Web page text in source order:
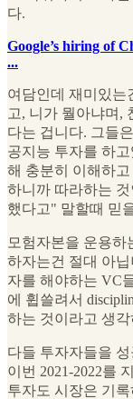
다.
Google’s hiring of
...
여담인데 재미있는
고, 니가 뭘아냐며,
다는 겁니다. 그들
공지능 투자를 하
해 충분히 이해하
하니까 따라하는
했다고" 말할때 믿
모험자본을 운용하
하자는건 절대 아
자를 해야하는 VC
에 휩쓸려서
하는 것이라고 생
다들 투자자들을
이번 2021-2022를
투자도 시장은 기